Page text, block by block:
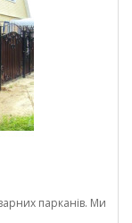
парканів. Ми